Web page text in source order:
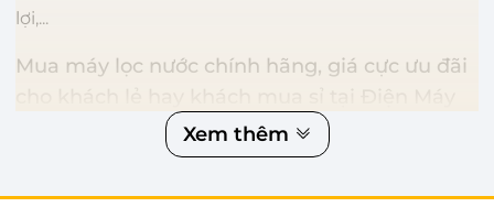
lợi,...
Mua máy lọc nước chính hãng, giá cực ưu đãi
Vạn Kim Tín chuyên cung cấp và phân phối chính
hãng các loại máy lọc nước với giá ưu đãi, hỗ trợ giao
Xem thêm